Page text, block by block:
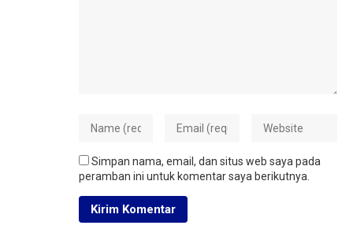
Simpan nama, email, dan situs web saya pada
peramban ini untuk komentar saya berikutnya.